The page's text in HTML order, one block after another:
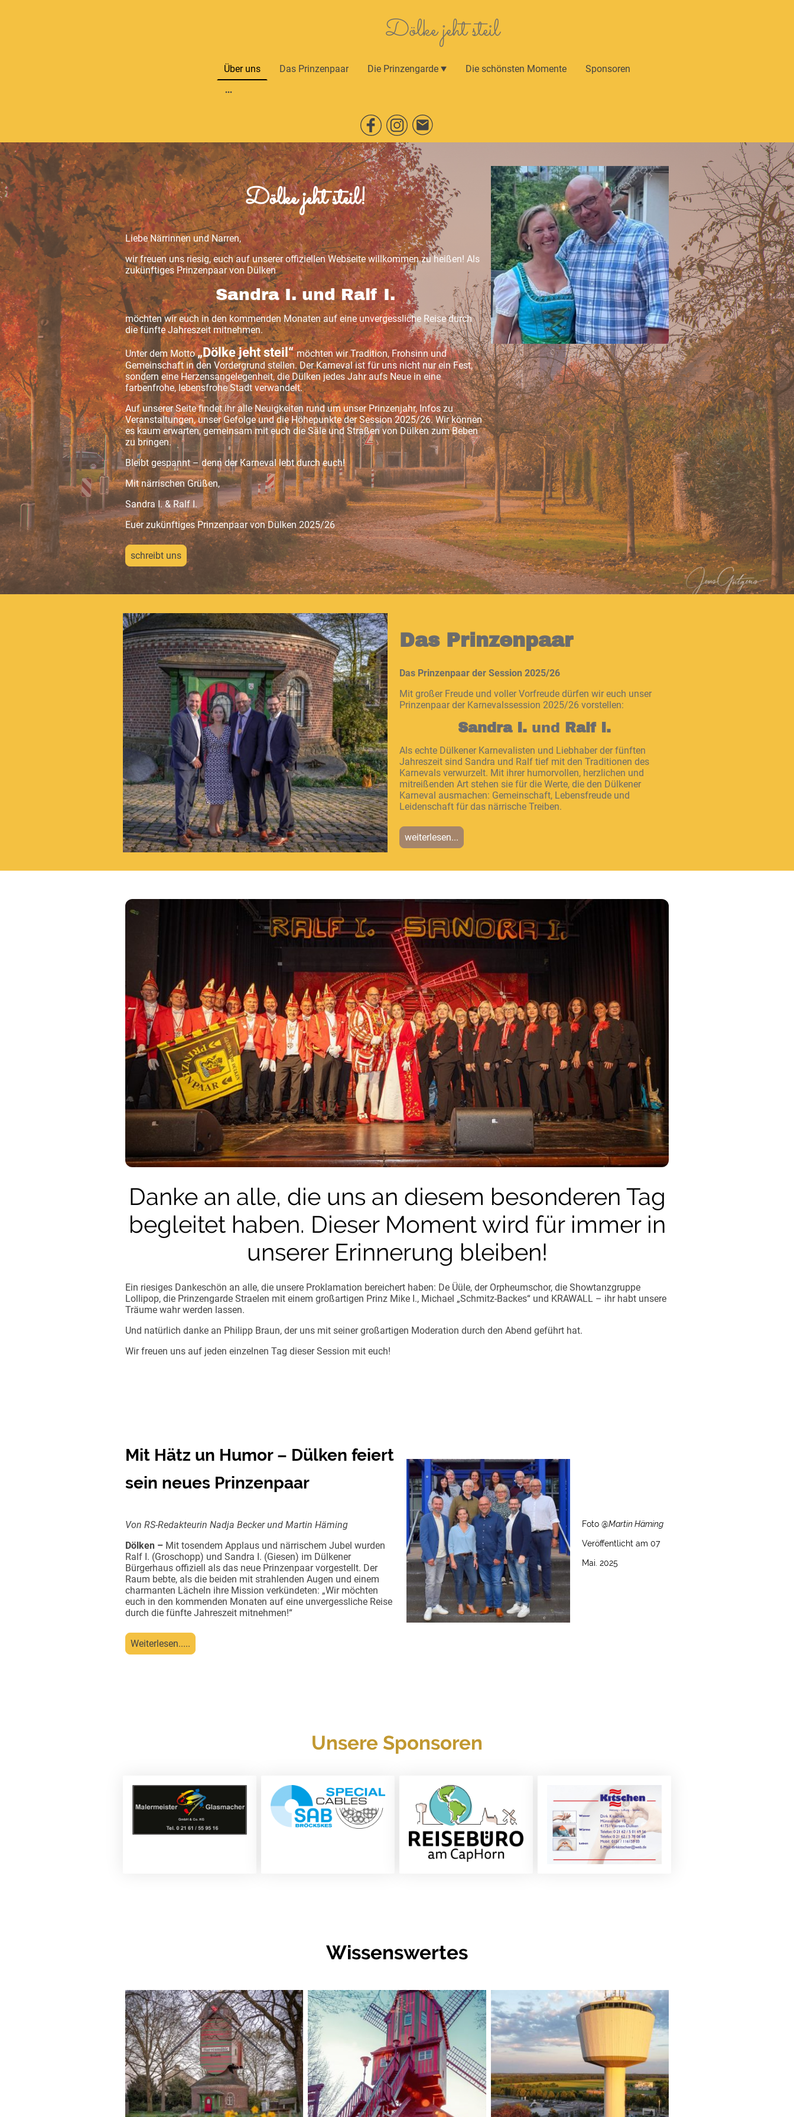
Dölke jeht steil
Über uns Das Prinzenpaar Die Prinzengarde Die schönsten Momente Sponsoren
Dölke jeht steil!
Liebe Närrinnen und Narren,
wir freuen uns riesig, euch auf unserer offiziellen Webseite willkommen zu heißen! Als
zukünftiges Prinzenpaar von Dülken
Sandra I. und Ralf I.
möchten wir euch in den kommenden Monaten auf eine unvergessliche Reise durch
die fünfte Jahreszeit mitnehmen.
Unter dem Motto„Dölke jeht steil“möchten wir Tradition, Frohsinn und
Gemeinschaft in den Vordergrund stellen. Der Karneval ist für uns nicht nur ein Fest,
sondern eine Herzensangelegenheit, die Dülken jedes Jahr aufs Neue in eine
farbenfrohe, lebensfrohe Stadt verwandelt.
Auf unserer Seite findet ihr alle Neuigkeiten rund um unser Prinzenjahr, Infos zu
Veranstaltungen, unser Gefolge und die Höhepunkte der Session 2025/26. Wir können
es kaum erwarten, gemeinsam mit euch die Säle und Straßen von Dülken zum Beben
zu bringen.
Bleibt gespannt – denn der Karneval lebt durch euch!
Mit närrischen Grüßen,
Sandra I. & Ralf I.
Euer zukünftiges Prinzenpaar von Dülken 2025/26
schreibt uns
Das Prinzenpaar
Das Prinzenpaar der Session 2025/26
Mit großer Freude und voller Vorfreude dürfen wir euch unser
Prinzenpaar der Karnevalssession 2025/26 vorstellen:
Sandra I.und Ralf I.
Als echte Dülkener Karnevalisten und Liebhaber der fünften
Jahreszeit sind Sandra und Ralf tief mit den Traditionen des
Karnevals verwurzelt. Mit ihrer humorvollen, herzlichen und
mitreißenden Art stehen sie für die Werte, die den Dülkener
Karneval ausmachen: Gemeinschaft, Lebensfreude und
Leidenschaft für das närrische Treiben.
weiterlesen...
Danke an alle, die uns an diesem besonderen Tag
begleitet haben. Dieser Moment wird für immer in
unserer Erinnerung bleiben!
Ein riesiges Dankeschön an alle, die unsere Proklamation bereichert haben: De Üüle, der Orpheumschor, die Showtanzgruppe
Lollipop, die Prinzengarde Straelen mit einem großartigen Prinz Mike I., Michael „Schmitz-Backes“ und KRAWALL – ihr habt unsere
Träume wahr werden lassen.
Und natürlich danke an Philipp Braun, der uns mit seiner großartigen Moderation durch den Abend geführt hat.
Wir freuen uns auf jeden einzelnen Tag dieser Session mit euch!
Mit Hätz un Humor – Dülken feiert
sein neues Prinzenpaar
Von RS-Redakteurin Nadja Becker und Martin Häming
Dölken – Mit tosendem Applaus und närrischem Jubel wurden
Ralf I. (Groschopp) und Sandra I. (Giesen) im Dülkener
Bürgerhaus offiziell als das neue Prinzenpaar vorgestellt. Der
Raum bebte, als die beiden mit strahlenden Augen und einem
charmanten Lächeln ihre Mission verkündeten: „Wir möchten
euch in den kommenden Monaten auf eine unvergessliche Reise
durch die fünfte Jahreszeit mitnehmen!“
Weiterlesen.....
Foto @Martin Häming
Veröffentlicht am 07
Mai. 2025
Unsere Sponsoren
Wissenswertes